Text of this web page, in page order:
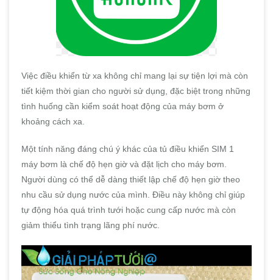
Việc điều khiển từ xa không chỉ mang lại sự tiện lợi mà còn
tiết kiệm thời gian cho người sử dụng, đặc biệt trong những
tình huống cần kiểm soát hoạt động của máy bơm ở
khoảng cách xa.
Một tính năng đáng chú ý khác của tủ điều khiển SIM 1
máy bơm là chế độ hẹn giờ và đặt lịch cho máy bơm.
Người dùng có thể dễ dàng thiết lập chế độ hẹn giờ theo
nhu cầu sử dụng nước của mình. Điều này không chỉ giúp
tự động hóa quá trình tưới hoặc cung cấp nước mà còn
giảm thiểu tình trạng lãng phí nước.